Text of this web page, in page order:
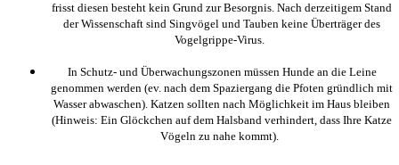
frisst diesen besteht kein Grund zur Besorgnis. Nach derzeitigem Stand
der Wissenschaft sind Singvögel und Tauben keine Überträger des
Vogelgrippe-Virus.
In Schutz- und Überwachungszonen müssen Hunde an die Leine
genommen werden (ev. nach dem Spaziergang die Pfoten gründlich mit
Wasser abwaschen). Katzen sollten nach Möglichkeit im Haus bleiben
(Hinweis: Ein Glöckchen auf dem Halsband verhindert, dass Ihre Katze
Vögeln zu nahe kommt).